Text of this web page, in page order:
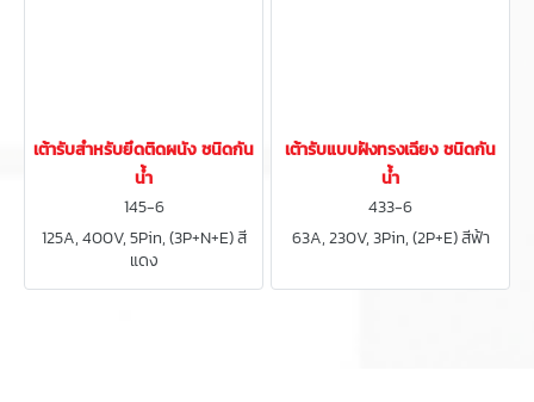
เต้ารับสำหรับยึดติดผนัง ชนิดกัน
น้ำ
145-6
125A, 400V, 5Pin, (3P+N+E) สี
แดง
เต้ารับแบบฝังทรงเฉียง ชนิดกัน
น้ำ
433-6
63A, 230V, 3Pin, (2P+E) สีฟ้า